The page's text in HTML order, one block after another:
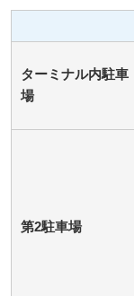
ターミナル内駐車
場
第2駐車場